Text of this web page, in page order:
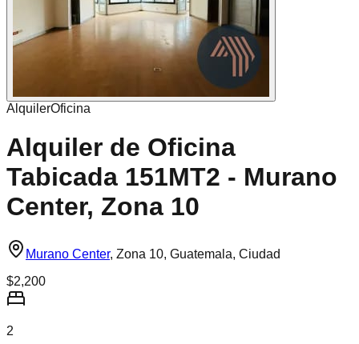
AlquilerOficina
Alquiler de Oficina
Tabicada 151MT2 - Murano
Center, Zona 10
Murano Center, Zona 10, Guatemala, Ciudad
$2,200
2